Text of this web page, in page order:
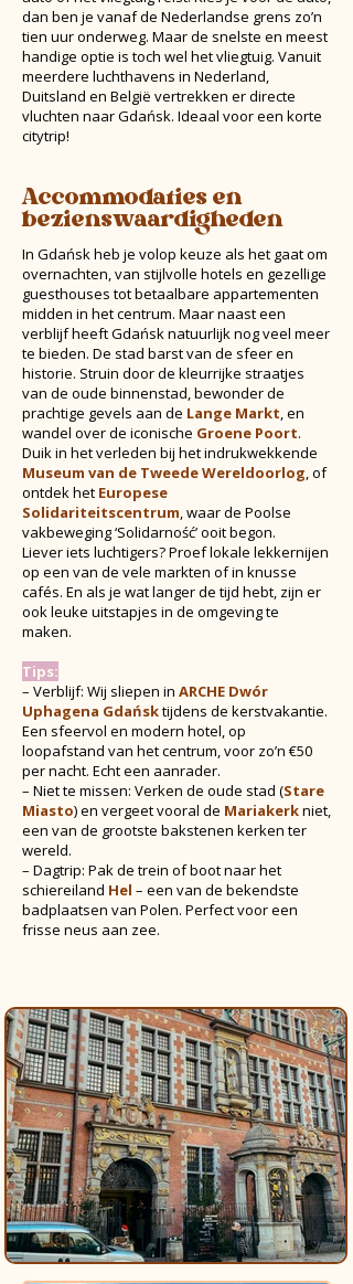
dan ben je vanaf de Nederlandse grens zo’n
tien uur onderweg. Maar de snelste en meest
handige optie is toch wel het vliegtuig. Vanuit
meerdere luchthavens in Nederland,
Duitsland en België vertrekken er directe
vluchten naar Gdańsk. Ideaal voor een korte
citytrip!
Accommodaties en
bezienswaardigheden
In Gdańsk heb je volop keuze als het gaat om
overnachten, van stijlvolle hotels en gezellige
guesthouses tot betaalbare appartementen
midden in het centrum. Maar naast een
verblijf heeft Gdańsk natuurlijk nog veel meer
te bieden. De stad barst van de sfeer en
historie. Struin door de kleurrijke straatjes
van de oude binnenstad, bewonder de
prachtige gevels aan de Lange Markt, en
wandel over de iconische Groene Poort.
Duik in het verleden bij het indrukwekkende
Museum van de Tweede Wereldoorlog, of
ontdek het Europese
Solidariteitscentrum, waar de Poolse
vakbeweging ‘Solidarność’ ooit begon.
Liever iets luchtigers? Proef lokale lekkernijen
op een van de vele markten of in knusse
cafés. En als je wat langer de tijd hebt, zijn er
ook leuke uitstapjes in de omgeving te
maken.
Tips:
– Verblijf: Wij sliepen in ARCHE Dwór
Uphagena Gdańsktijdens de kerstvakantie.
Een sfeervol en modern hotel, op
loopafstand van het centrum, voor zo’n €50
per nacht. Echt een aanrader.
– Niet te missen: Verken de oude stad (Stare
Miasto) en vergeet vooral de Mariakerkniet,
een van de grootste bakstenen kerken ter
wereld.
– Dagtrip: Pak de trein of boot naar het
schiereiland Hel – een van de bekendste
badplaatsen van Polen. Perfect voor een
frisse neus aan zee.